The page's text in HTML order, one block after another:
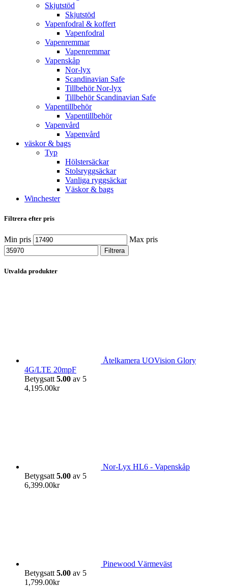
Skjutstöd
Skjutstöd
Vapenfodral & koffert
Vapenfodral
Vapenremmar
Vapenremmar
Vapenskåp
Nor-lyx
Scandinavian Safe
Tillbehör Nor-lyx
Tillbehör Scandinavian Safe
Vapentillbehör
Vapentillbehör
Vapenvård
Vapenvård
väskor & bags
Typ
Hölstersäckar
Stolsryggsäckar
Vanliga ryggsäckar
Väskor & bags
Winchester
Filtrera efter pris
Min pris Max pris
Filtrera
Utvalda produkter
Åtelkamera UOVision Glory
4G/LTE 20mpF
Betygsatt 5.00 av 5
4,195.00kr
Nor-Lyx HL6 - Vapenskåp
Betygsatt 5.00 av 5
6,399.00kr
Pinewood Värmeväst
Betygsatt 5.00 av 5
1,799.00kr